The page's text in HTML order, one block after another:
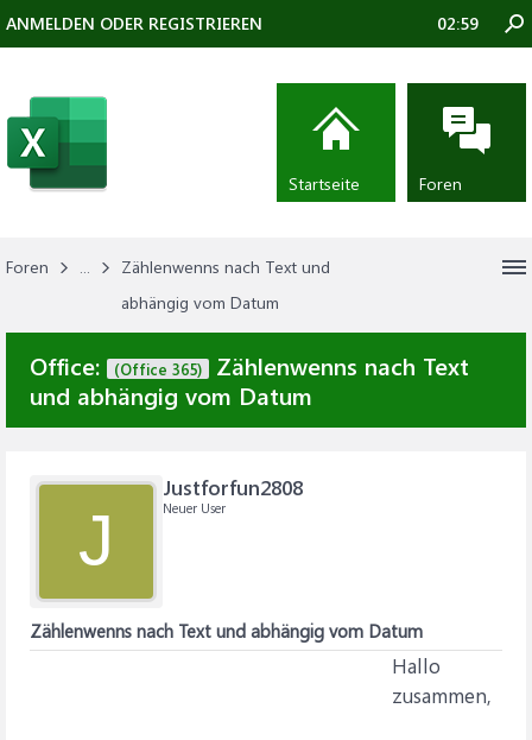
Foren ...
Zählenwenns nach Text und
abhängig vom Datum
Office: (Office 365)
Zählenwenns nach Text
und abhängig vom Datum
J
Justforfun2808
Neuer User
Zählenwenns nach Text und abhängig vom Datum
Hallo
zusammen,
ANMELDEN ODER REGISTRIEREN 02:59
Startseite Foren